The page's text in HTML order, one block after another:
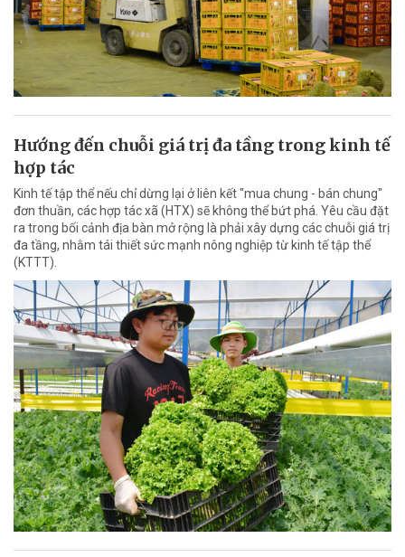
Hướng đến chuỗi giá trị đa tầng trong kinh tế
hợp tác
Kinh tế tập thể nếu chỉ dừng lại ở liên kết "mua chung - bán chung"
đơn thuần, các hợp tác xã (HTX) sẽ không thể bứt phá. Yêu cầu đặt
ra trong bối cảnh địa bàn mở rộng là phải xây dựng các chuỗi giá trị
đa tầng, nhằm tái thiết sức mạnh nông nghiệp từ kinh tế tập thể
(KTTT).